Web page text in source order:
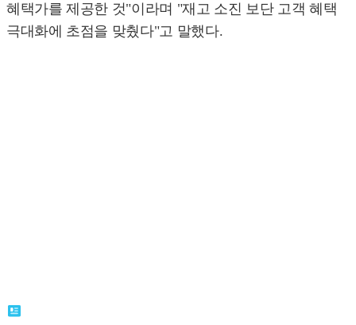
혜택가를 제공한 것"이라며 "재고 소진 보단 고객 혜택
극대화에 초점을 맞췄다"고 말했다.